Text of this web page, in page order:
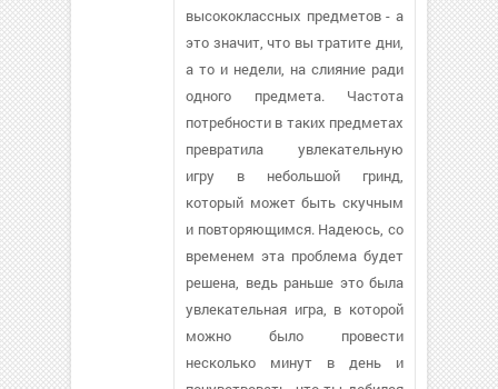
высококлассных предметов - а
это значит, что вы тратите дни,
а то и недели, на слияние ради
одного предмета. Частота
потребности в таких предметах
превратила увлекательную
игру в небольшой гринд,
который может быть скучным
и повторяющимся. Надеюсь, со
временем эта проблема будет
решена, ведь раньше это была
увлекательная игра, в которой
можно было провести
несколько минут в день и